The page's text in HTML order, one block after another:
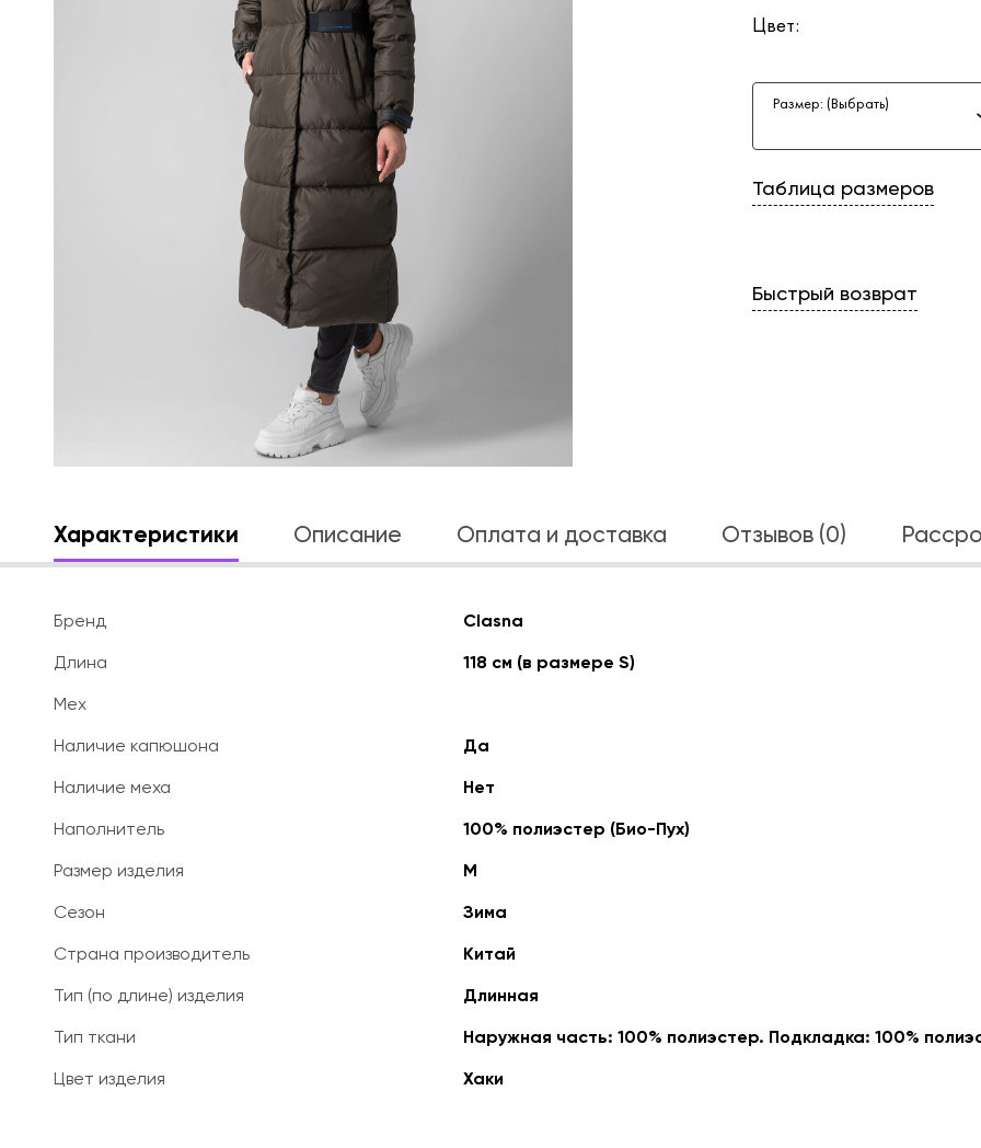
Цвет:
Размер: (Выбрать)
Таблица размеров
Быстрый возврат
Характеристики Описание Оплата и доставка Отзывов (0)
Бренд
Clasna
Длина
118 см (в размере S)
Мех
Наличие капюшона
Да
Наличие меха
Нет
Наполнитель
100% полиэстер (Био-Пух)
Размер изделия
M
Сезон
Зима
Страна производитель
Китай
Тип (по длине) изделия
Длинная
Тип ткани
Наружная часть: 100% полиэстер. Подкладка: 100%
Цвет изделия
Хаки